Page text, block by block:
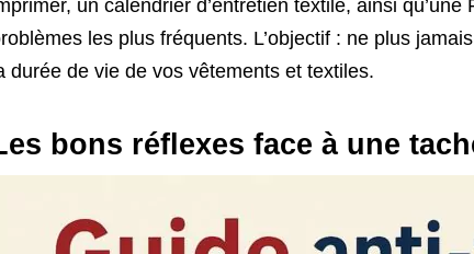
un calendrier d’entretien textile, ainsi
les plus fréquents. L’objectif : ne plus
durée de vie de vos vêtements et textiles.
bons réflexes face à une